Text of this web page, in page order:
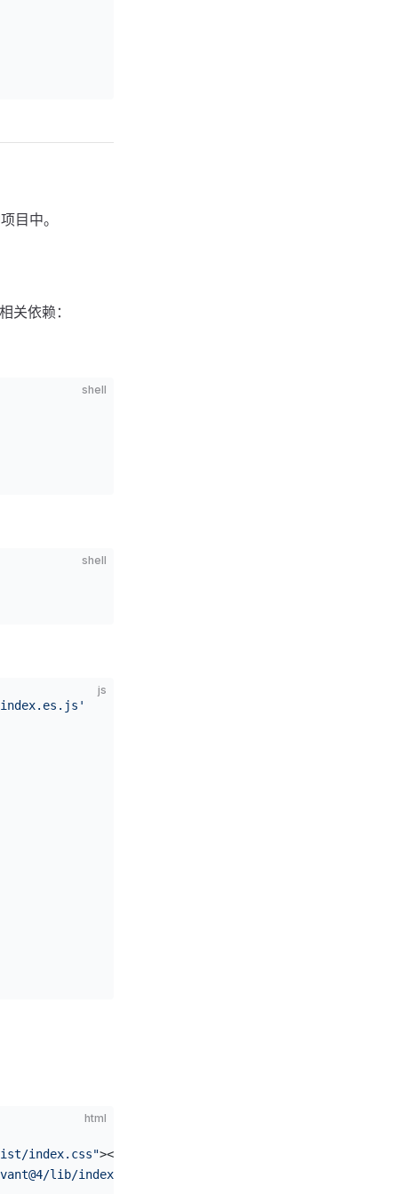
目中。
关依赖：
shell
shell
js
html
index.css"></
lib/index.css"